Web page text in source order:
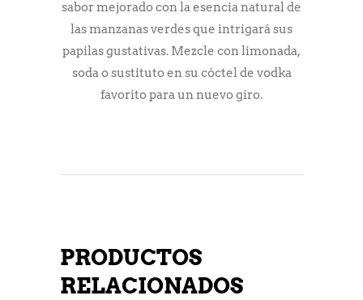
sabor mejorado con la esencia natural de
las manzanas verdes que intrigará sus
papilas gustativas. Mezcle con limonada,
soda o sustituto en su cóctel de vodka
favorito para un nuevo giro.
PRODUCTOS
RELACIONADOS